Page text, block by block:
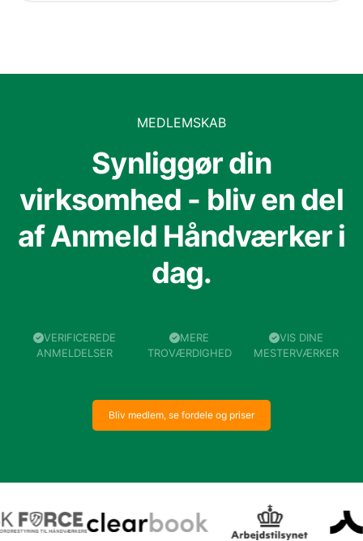
MEDLEMSKAB
Synliggør din
virksomhed - bliv en del
af Anmeld Håndværker i
dag.
VERIFICEREDE
ANMELDELSER
MERE
TROVÆRDIGHED
VIS DINE
MESTERVÆRKER
Bliv medlem, se fordele og priser